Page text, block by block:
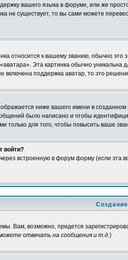
вашего языка в форуме, или же
не существует, то вы сами можете
относится к вашему званию, обычно
Эта картинка обычно
включена поддержка аватар, то это
ниже вашего имени в
было написано и чтобы
для того, чтобы повысить ваше
войти?
встроенную в форум форму (если
Вам, возможно, придется
отвечать на сообщения и т.д.)